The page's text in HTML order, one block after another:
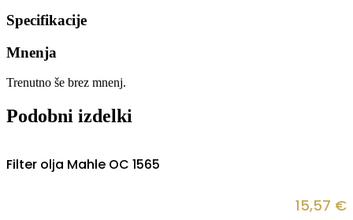
Specifikacije
Mnenja
Trenutno še brez mnenj.
Podobni izdelki
Filter olja Mahle OC 1565
15,57 €